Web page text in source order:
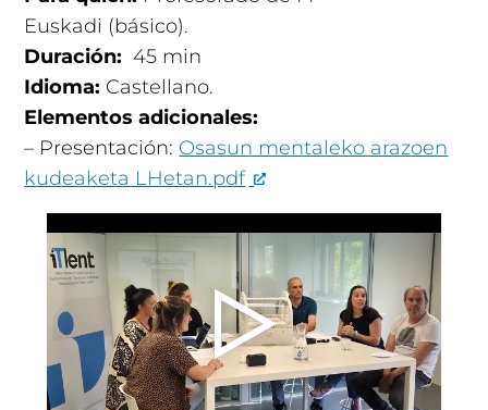
Euskadi (básico).
Duración: 45 min
Idioma: Castellano.
Elementos adicionales:
– Presentación: Osasun mentaleko arazoen
kudeaketa LHetan.pdf